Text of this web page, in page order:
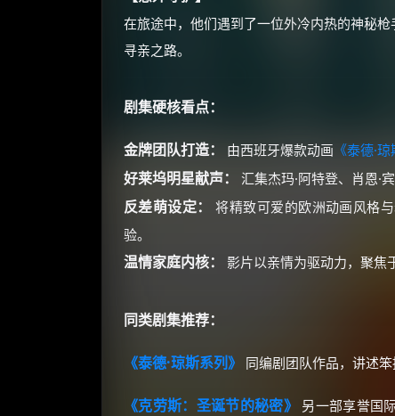
在旅途中，他们遇到了一位外冷内热的神秘
寻亲之路。
剧集硬核看点：
金牌团队打造： 由西班牙爆款动画 《泰德·琼
好莱坞明星献声： 汇集杰玛·阿特登、肖恩·
反差萌设定：
将精致可爱的欧洲动画风格
验。
温情家庭内核： 影片以亲情为驱动力，聚焦
同类剧集推荐：
《泰德·琼斯系列》 同编剧团队作品，讲述
《克劳斯：圣诞节的秘密》
另一部享誉国